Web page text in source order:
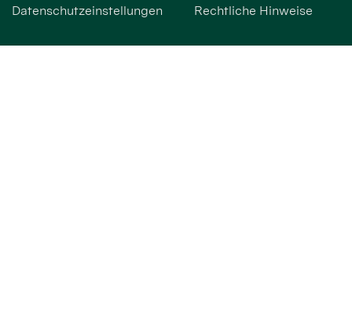
Datenschutzeinstellungen Rechtliche Hinweise